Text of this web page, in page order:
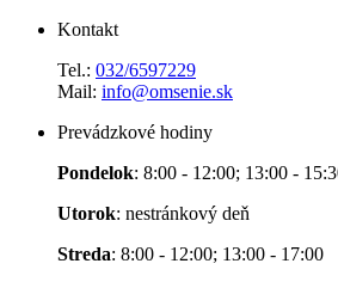
Kontakt
Tel.: 032/6597229
Mail: info@omsenie.sk
Prevádzkové hodiny
Pondelok: 8:00 - 12:00; 13:00 -
Utorok: nestránkový deň
Streda: 8:00 - 12:00; 13:00 - 17:00